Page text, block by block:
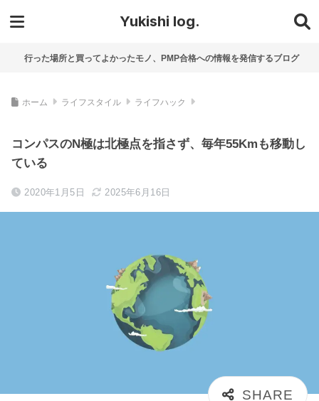
Yukishi log.
行った場所と買ってよかったモノ、PMP合格への情報を発信するブログ
ホーム ライフスタイル ライフハック
コンパスのN極は北極点を指さず、毎年55Kmも移動し
ている
2020年1月5日 2025年6月16日